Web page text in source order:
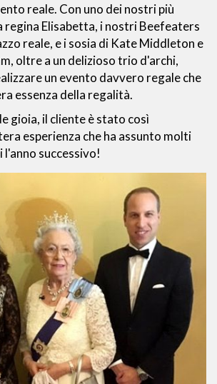
reale. Con uno dei nostri più
regina Elisabetta, i nostri Beefeaters
reale, e i sosia di Kate Middleton e
oltre a un delizioso trio d'archi,
un evento davvero regale che
essenza della regalità.
gioia, il cliente è stato così
esperienza che ha assunto molti
successivo!